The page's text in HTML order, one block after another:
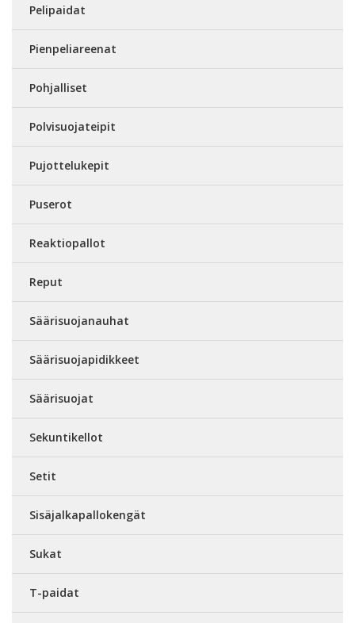
Pelipaidat
Pienpeliareenat
Pohjalliset
Polvisuojateipit
Pujottelukepit
Puserot
Reaktiopallot
Reput
Säärisuojanauhat
Säärisuojapidikkeet
Säärisuojat
Sekuntikellot
Setit
Sisäjalkapallokengät
Sukat
T-paidat